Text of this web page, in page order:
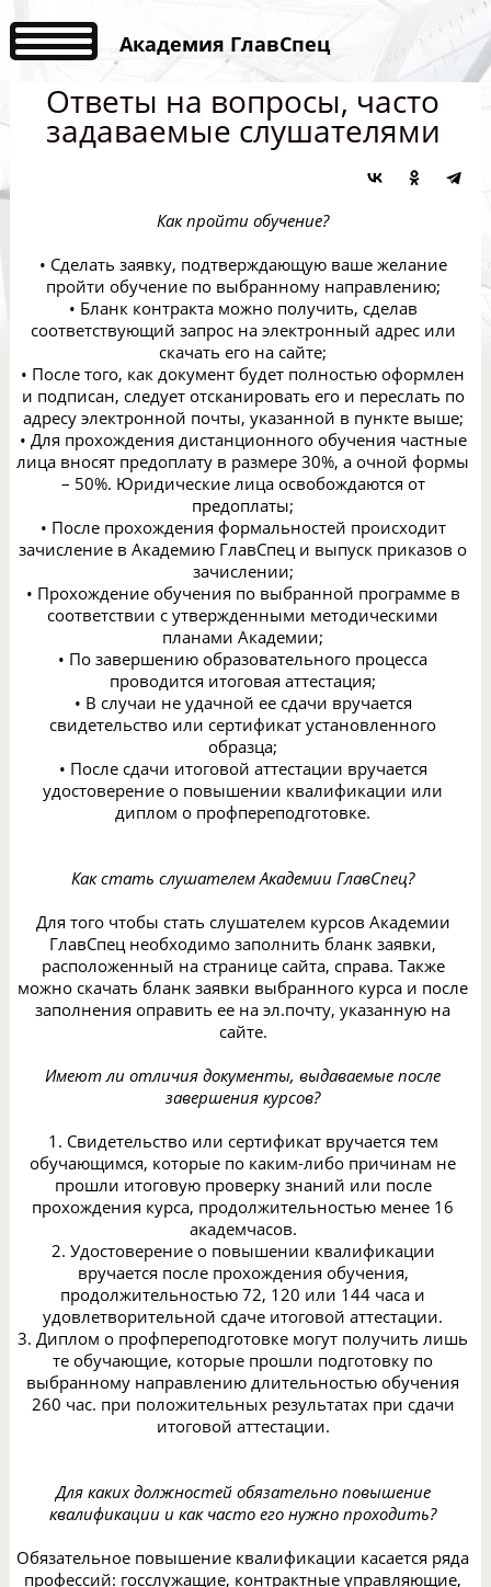
Академия ГлавСпец
Ответы на вопросы, часто
задаваемые слушателями
Как пройти обучение?
• Сделать заявку, подтверждающую ваше желание
пройти обучение по выбранному направлению;
• Бланк контракта можно получить, сделав
соответствующий запрос на электронный адрес или
скачать его на сайте;
• После того, как документ будет полностью оформлен
и подписан, следует отсканировать его и переслать по
адресу электронной почты, указанной в пункте выше;
• Для прохождения дистанционного обучения частные
лица вносят предоплату в размере 30%, а очной формы
– 50%. Юридические лица освобождаются от
предоплаты;
• После прохождения формальностей происходит
зачисление в Академию ГлавСпец и выпуск приказов о
зачислении;
• Прохождение обучения по выбранной программе в
соответствии с утвержденными методическими
планами Академии;
• По завершению образовательного процесса
проводится итоговая аттестация;
• В случаи не удачной ее сдачи вручается
свидетельство или сертификат установленного
образца;
• После сдачи итоговой аттестации вручается
удостоверение о повышении квалификации или
диплом о профпереподготовке.
Как стать слушателем Академии ГлавСпец?
Для того чтобы стать слушателем курсов Академии
ГлавСпец необходимо заполнить бланк заявки,
расположенный на странице сайта, справа. Также
можно скачать бланк заявки выбранного курса и после
заполнения оправить ее на эл.почту, указанную на
сайте.
Имеют ли отличия документы, выдаваемые после
завершения курсов?
1. Свидетельство или сертификат вручается тем
обучающимся, которые по каким-либо причинам не
прошли итоговую проверку знаний или после
прохождения курса, продолжительностью менее 16
академчасов.
2. Удостоверение о повышении квалификации
вручается после прохождения обучения,
продолжительностью 72, 120 или 144 часа и
удовлетворительной сдаче итоговой аттестации.
3. Диплом о профпереподготовке могут получить лишь
те обучающие, которые прошли подготовку по
выбранному направлению длительностью обучения
260 час. при положительных результатах при сдачи
итоговой аттестации.
Для каких должностей обязательно повышение
квалификации и как часто его нужно проходить?
Обязательное повышение квалификации касается ряда
профессий: госслужащие, контрактные управляющие,